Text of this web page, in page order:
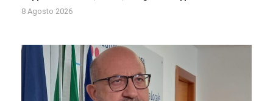
8 Agosto 2026